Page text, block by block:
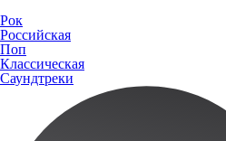
Рок
Российская
Поп
Классическая
Саундтреки